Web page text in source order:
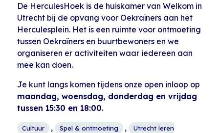
De HerculesHoek is de huiskamer van Welkom in
Utrecht bij de opvang voor Oekraïners aan het
Herculesplein. Het is een ruimte voor ontmoeting
tussen Oekraïners en buurtbewoners en we
organiseren er activiteiten waar iedereen aan
mee kan doen.
Je kunt langs komen tijdens onze open inloop op
maandag, woensdag, donderdag en vrijdag
tussen 15:30 en 18:00.
Cultuur , Spel & ontmoeting ,
Utrecht leren